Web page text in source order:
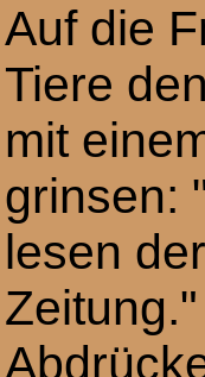
Auf die
Tiere
mit
grinsen:
lesen